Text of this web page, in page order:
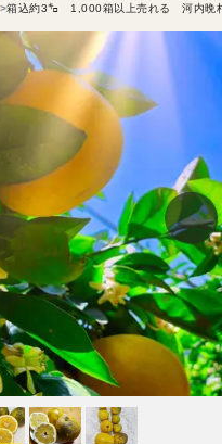
箱込約3㌔ 1,000箱以上売れる 河内